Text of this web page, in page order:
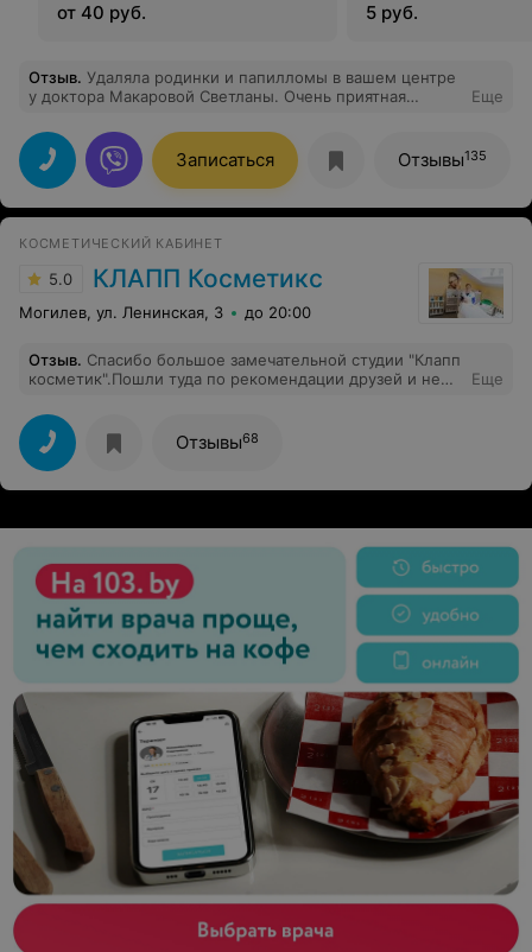
от 40 руб.
5 руб.
Отзыв. Удаляла родинки и папилломы в вашем центре
у доктора Макаровой Светланы. Очень приятная
Просто супер. Я довольна. Большой родинки на лице
будто никогда не было. А я зря не решалась удалить ее
раньше. Спасибо доктору огромное. И персоналу
центра конечно тоже.
Еще
Записаться Отзывы135
КОСМЕТИЧЕСКИЙ КАБИНЕТ
5.0 КЛАПП Косметикс
Могилев, ул. Ленинская, 3 до 20:00
Отзыв. Спасибо большое замечательной студии "Клапп
косметик".Пошли туда по рекомендации друзей и не
Чувствую себя отлично, как будто заново родилась.
Буду возвращаться и не раз! Обращайтесь, Вам
понравится!
Еще
Отзывы68